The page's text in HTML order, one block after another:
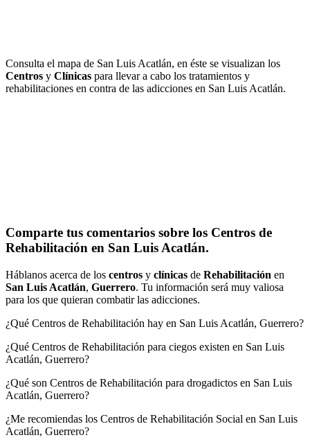
Consulta el mapa de San Luis Acatlán, en éste se visualizan los
Centros y Clínicas para llevar a cabo los tratamientos y
rehabilitaciones en contra de las adicciones en San Luis Acatlán.
Comparte tus comentarios sobre los Centros de
Rehabilitación en San Luis Acatlán.
Háblanos acerca de los centros y clínicas de Rehabilitación en
San Luis Acatlán, Guerrero. Tu información será muy valiosa
para los que quieran combatir las adicciones.
¿Qué Centros de Rehabilitación hay en San Luis Acatlán, Guerrero?
¿Qué Centros de Rehabilitación para ciegos existen en San Luis
Acatlán, Guerrero?
¿Qué son Centros de Rehabilitación para drogadictos en San Luis
Acatlán, Guerrero?
¿Me recomiendas los Centros de Rehabilitación Social en San Luis
Acatlán, Guerrero?